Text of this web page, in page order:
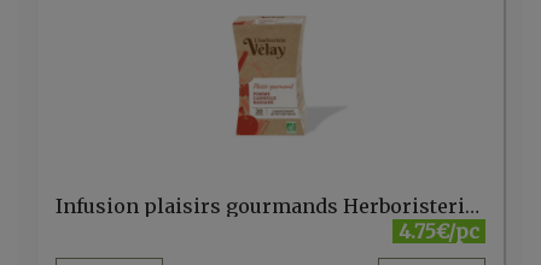
Infusion plaisirs gourmands Herboristerie du Velay 20 sachets
4.75€/pc